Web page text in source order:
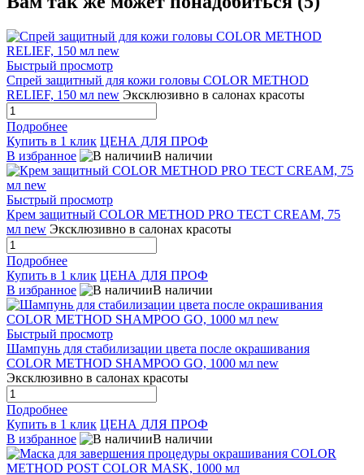
Быстрый просмотр
Спрей защитный для кожи головы COLOR METHOD
RELIEF, 150 мл new Эксклюзивно в салонах красоты
Подробнее
Купить в 1 клик ЦЕНА ДЛЯ ПРОФ
В избранное
В наличии
Быстрый просмотр
Крем защитный COLOR METHOD PRO TECT CREAM, 75
мл new Эксклюзивно в салонах красоты
Подробнее
Купить в 1 клик ЦЕНА ДЛЯ ПРОФ
В избранное
В наличии
Быстрый просмотр
Шампунь для стабилизации цвета после окрашивания
COLOR METHOD SHAMPOO GO, 1000 мл new
Эксклюзивно в салонах красоты
Подробнее
Купить в 1 клик ЦЕНА ДЛЯ ПРОФ
В избранное
В наличии